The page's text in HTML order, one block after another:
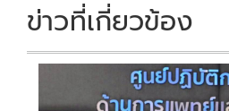
ข่าวที่เกี่ยวข้อง